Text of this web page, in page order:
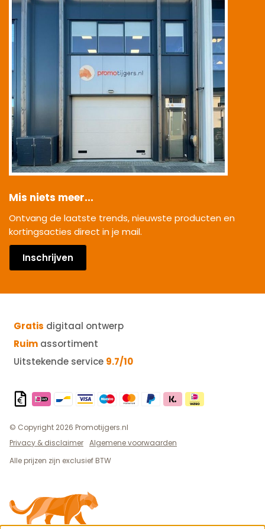
Mis niets meer...
Ontvang de laatste trends, nieuwste producten en
kortingsacties direct in je mail.
Inschrijven
Gratis digitaal ontwerp
Ruim assortiment
Uitstekende service 9.7/10
© Copyright 2026 Promotijgers.nl
Privacy & disclaimer Algemene voorwaarden
Alle prijzen zijn exclusief BTW